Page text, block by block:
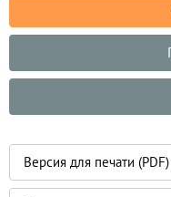
Версия для печати (PDF)